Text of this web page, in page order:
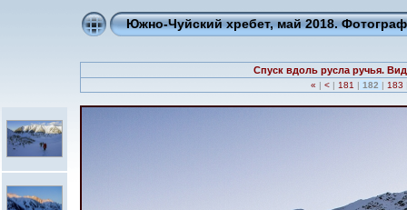
Южно-Чуйский хребет, май 2018.
Спуск вдоль русла ручья.
« | < | 181 | 182 | 183